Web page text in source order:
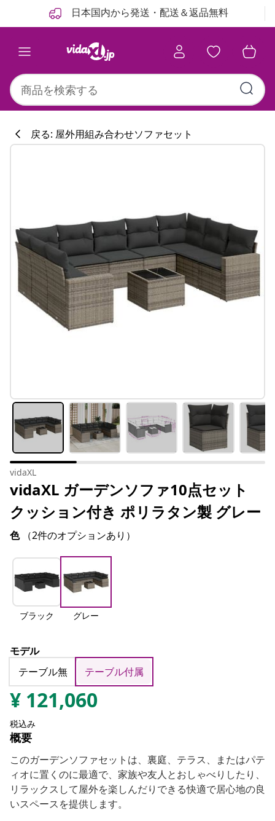
日本国内から発送・配送＆返品無料
戻る: 屋外用組み合わせソファセット
vidaXL
vidaXL ガーデンソファ10点セット
クッション付き ポリラタン製 グレー
色 （2件のオプションあり）
ブラック グレー
モデル
テーブル無
テーブル付属
¥ 121,060
税込み
概要
このガーデンソファセットは、裏庭、テラス、またはパテ
ィオに置くのに最適で、家族や友人とおしゃべりしたり、
リラックスして屋外を楽しんだりできる快適で居心地の良
いスペースを提供します。